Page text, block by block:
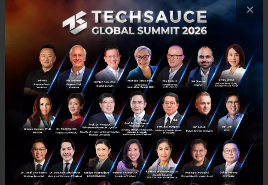
นอกจากการดูแลกลุ่ม SMEs และผู้บริโภคแล้ว Sea
(ประเทศไทย) ยังมีมาตรการดูแลพนักงาน ดังนี้ วาง
มาตรการให้พนักงานทำงานจากที่พักอาศัยเริ่มต้นตั้งแต่
กลางเดือนมีนาคม 2563 เพื่อลดความเสี่ยงในการติดเชื้อ
ไวรัสโคโรนา 2019 โดยมีการสนับสนุนอุปกรณ์ที่จำเป็น
สำหรับการทำงานของแต่ละแผนก รวมถึงการเข้าถึง
อินเทอร์เน็ต เพื่ออำนวยความสะดวกให้พนักงานไม่ต้อง
แบกรับค่าใช้จ่ายส่วนดังกล่าวที่เพิ่มขึ้น นอกจากนี้ ในช่วง
ที่จำเป็นต้องรักษาระยะห่างทางสังคม Sea (ประเทศไทย)
ยังต้องการให้พนักงานมีโอกาสในการพัฒนาศักยภาพของ
ตนเองอย่างต่อเนื่อง โดยมีการสิทธิ์เข้าร่วมศึกษาใน
×